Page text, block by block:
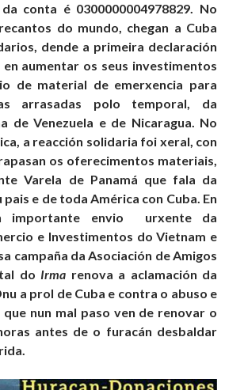
conta é 0300000004978829. No
do mundo, chegan a Cuba
dende a primeira declaración
en aumentar os seus investimentos
de material de emerxencia para
arrasadas polo temporal, da
de Venezuela e de Nicaragua. No
a reacción solidaria foi xeral, con
os oferecimentos materiais,
Varela de Panamá que fala da
e de toda América con Cuba. En
importante envio urxente da
e Investimentos do Vietnam e
campaña da Asociación de Amigos
do Irma renova a aclamación da
a prol de Cuba e contra o abuso e
que nun mal paso ven de renovar o
antes de o furacán desbaldar